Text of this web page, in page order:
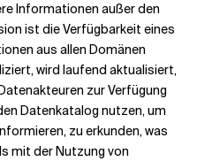
Informationen außer den
ist die Verfügbarkeit eines
aus allen Domänen
wird laufend aktualisiert,
zur Verfügung
Datenkatalog nutzen, um
zu erkunden, was
mit der Nutzung von